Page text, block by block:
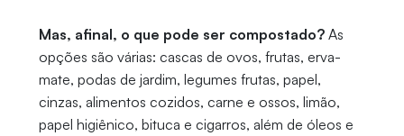
Mas, afinal, o que pode ser compostado? As
opções são várias: cascas de ovos, frutas, erva-
mate, podas de jardim, legumes frutas, papel,
cinzas, alimentos cozidos, carne e ossos, limão,
papel higiênico, bituca e cigarros, além de óleos e